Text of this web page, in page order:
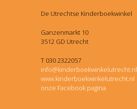
De Utrechtse Kinderboekwinkel
Ganzenmarkt 10
3512 GD Utrecht
T 030 2322057
info@kinderboekwinkelutrecht.nl
www.kinderboekwinkelutrecht.nl
onze Facebook pagina